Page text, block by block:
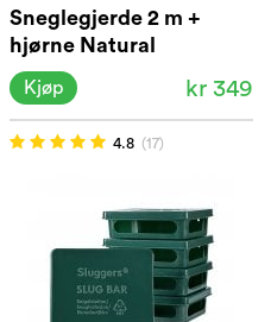
Sneglegjerde 2 m +
hjørne Natural
Control™
kr 349
Kjøp
4.8 (17)